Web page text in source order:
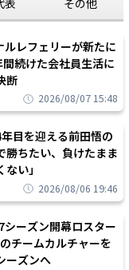
レフェリーが新たに
続けた会社員生活に
断
2026/08/07 15:48
目を迎える前田悟の
勝ちたい、負けたまま
い」
2026/08/06 19:46
ーズン開幕ロスター
チームカルチャーを
ーズンへ